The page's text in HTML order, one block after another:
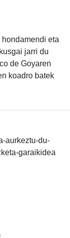
eta
jarri du
de Goyaren
koadro batek